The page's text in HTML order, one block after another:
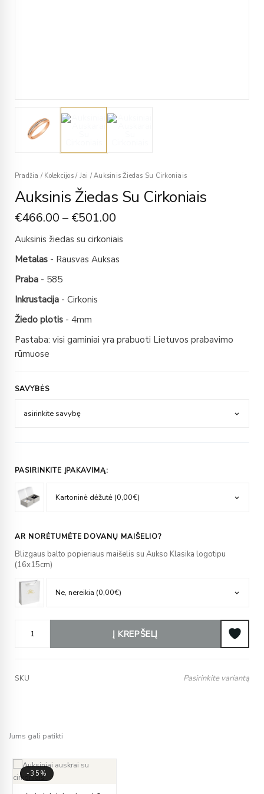
Pradžia / Kolekcijos / Jai /Auksinis Žiedas Su Cirkoniais
Auksinis Žiedas Su Cirkoniais
€466.00 – €501.00
Auksinis žiedas su cirkoniais
Metalas - Rausvas Auksas
Praba - 585
Inkrustacija - Cirkonis
Žiedo plotis - 4mm
Pastaba: visi gaminiai yra prabuoti Lietuvos prabavimo
rūmuose
SAVYBĖS
PASIRINKITE ĮPAKAVIMĄ:
AR NORĖTUMĖTE DOVANŲ MAIŠELIO?
Blizgaus balto popieriaus maišelis su Aukso Klasika logotipu
(16x15cm)
Į KREPŠELĮ
SKU Pasirinkite variantą
Jums gali patikti
-35%